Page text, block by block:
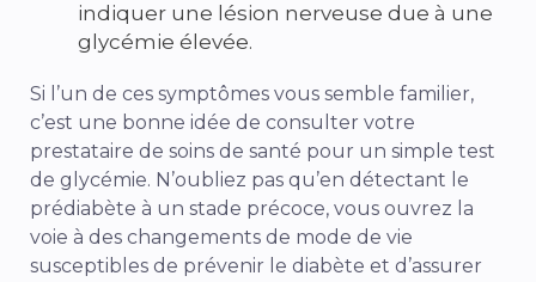
indiquer une lésion nerveuse due à une
glycémie élevée.
Si l’un de ces symptômes vous semble familier,
c’est une bonne idée de consulter votre
prestataire de soins de santé pour un simple test
de glycémie. N’oubliez pas qu’en détectant le
prédiabète à un stade précoce, vous ouvrez la
voie à des changements de mode de vie
susceptibles de prévenir le diabète et d’assurer